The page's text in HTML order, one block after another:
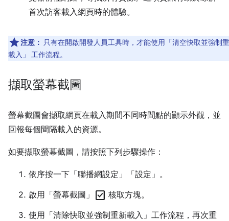
首次訪客載入網頁時的體驗。
注意： 只有在開啟開發人員工具時，才能使用「清空快取並強制
載入」
工作流程。
擷取螢幕截圖
螢幕截圖會擷取網頁在載入期間不同時間點的顯示外觀，並
回報每個間隔載入的資源。
如要擷取螢幕截圖，請按照下列步驟操作：
依序按一下「聯播網設定」
「設定」。
啟用「螢幕截圖」 check_box 核取方塊。
使用「清除快取並強制重新載入」 工作流程，再次重